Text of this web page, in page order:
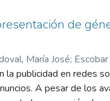
de
comunicación
concluye la necesidad
y sostenibilidad.
de
María José;
publicidad en redes
A pesar de los